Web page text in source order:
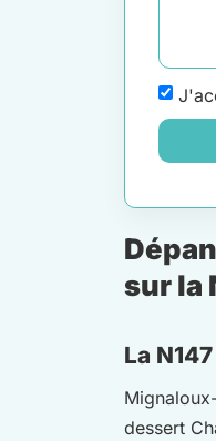
sur la
La
dessert